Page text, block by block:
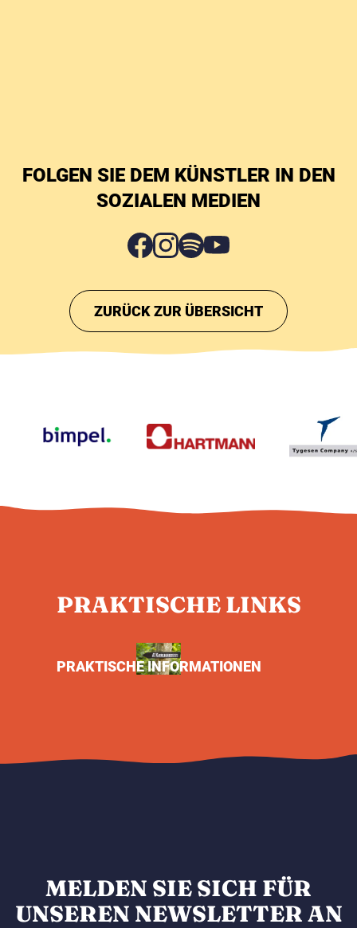
FOLGEN SIE DEM KÜNSTLER IN DEN
SOZIALEN MEDIEN
ZURÜCK ZUR ÜBERSICHT
PRAKTISCHE LINKS
PRAKTISCHE INFORMATIONEN
MELDEN SIE SICH FÜR
UNSEREN NEWSLETTER AN